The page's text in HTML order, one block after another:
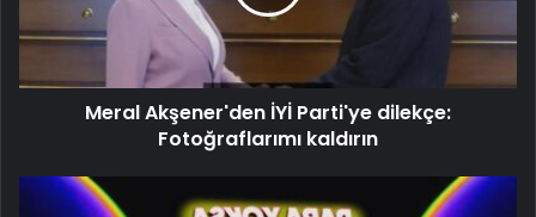
Meral Akşener'den İYİ Parti'ye dilekçe:
Fotoğraflarımı kaldırın